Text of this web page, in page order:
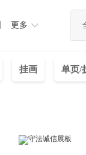
更多
挂画 单页/